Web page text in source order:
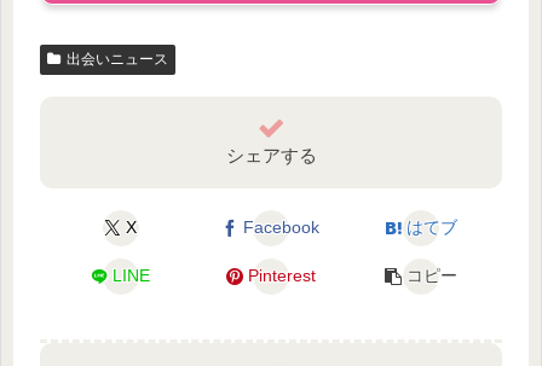
出会いニュース
シェアする
X Facebook はてブ
LINE Pinterest コピー